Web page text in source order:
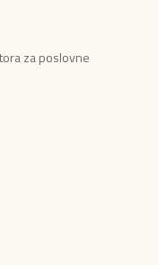
za poslovne